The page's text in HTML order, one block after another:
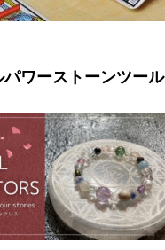
パワーストーンツール